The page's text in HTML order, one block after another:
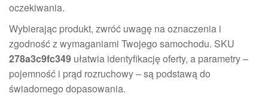
oczekiwania.
Wybierając produkt, zwróć uwagę na oznaczenia i
zgodność z wymaganiami Twojego samochodu. SKU
278a3c9fc349 ułatwia identyfikację oferty, a parametry –
pojemność i prąd rozruchowy – są podstawą do
świadomego dopasowania.